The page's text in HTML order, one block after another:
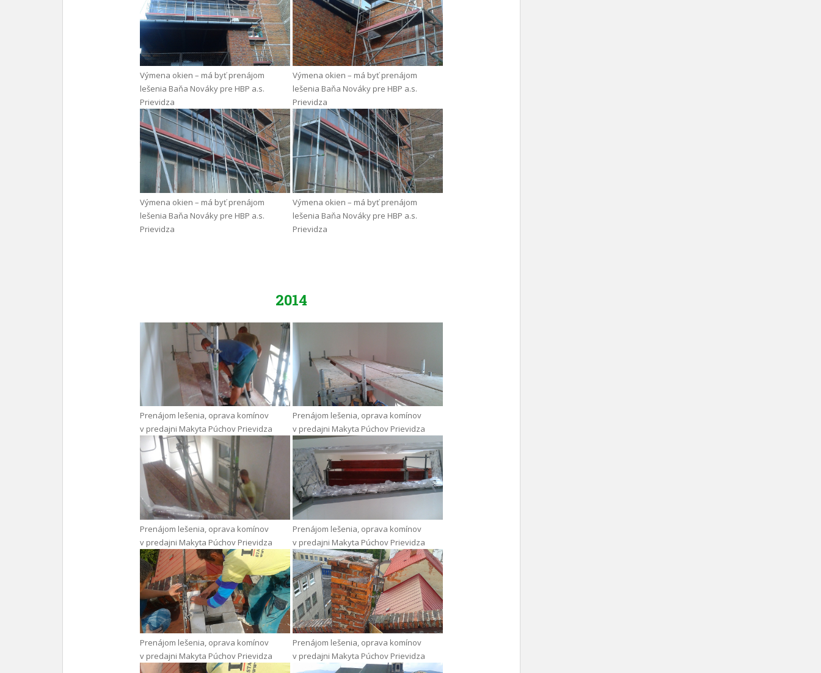
Výmena okien – má byť prenájom
lešenia Baňa Nováky pre HBP a.s.
Prievidza
Výmena okien – má byť prenájom
lešenia Baňa Nováky pre HBP a.s.
Prievidza
Výmena okien – má byť prenájom
lešenia Baňa Nováky pre HBP a.s.
Prievidza
Výmena okien – má byť prenájom
lešenia Baňa Nováky pre HBP a.s.
Prievidza
2014
Prenájom lešenia, oprava komínov
v predajni Makyta Púchov Prievidza
Prenájom lešenia, oprava komínov
v predajni Makyta Púchov Prievidza
Prenájom lešenia, oprava komínov
v predajni Makyta Púchov Prievidza
Prenájom lešenia, oprava komínov
v predajni Makyta Púchov Prievidza
Prenájom lešenia, oprava komínov
v predajni Makyta Púchov Prievidza
Prenájom lešenia, oprava komínov
v predajni Makyta Púchov Prievidza